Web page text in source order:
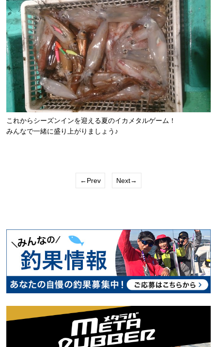
これからシーズンインを迎える夏のイカメタルゲーム！
みんなで一緒に盛り上がりましょう♪
←Prev Next→